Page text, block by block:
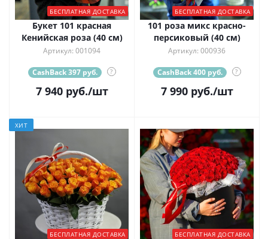
БЕСПЛАТНАЯ ДОСТАВКА
Букет 101 красная
Кенийская роза (40 см)
Артикул: 001094
CashBack 397 руб. ?
7 940руб./шт
БЕСПЛАТНАЯ ДОСТАВКА
101 роза микс красно-
персиковый (40 см)
Артикул: 000936
CashBack 400 руб. ?
7 990руб./шт
ХИТ
БЕСПЛАТНАЯ ДОСТАВКА БЕСПЛАТНАЯ ДОСТАВКА